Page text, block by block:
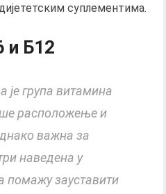
суплементима.
и Б12
је група витамина
расположење и
важна за
наведена у
помажу зауставити